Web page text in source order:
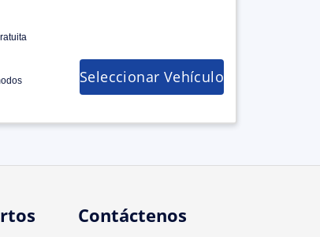
Seleccionar Vehículo
Contáctenos